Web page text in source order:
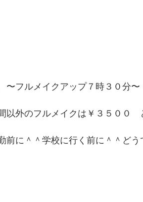
〜フルメイクアップ７時３０分
以外のフルメイクは￥３５００
前に＾＾学校に行く前に＾＾どう